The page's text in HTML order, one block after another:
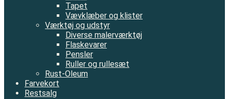
Tapet
Vævklæber og klister
Værktøj og udstyr
Diverse malerværktøj
Flaskevarer
Pensler
Ruller og rullesæt
Rust-Oleum
Farvekort
Restsalg